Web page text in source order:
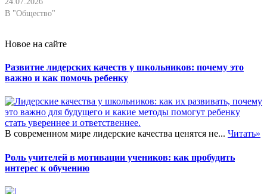
В "Общество"
Новое на сайте
Развитие лидерских качеств у школьников: почему это
важно и как помочь ребенку
В современном мире лидерские качества ценятся не... Читать»
Роль учителей в мотивации учеников: как пробудить
интерес к обучению